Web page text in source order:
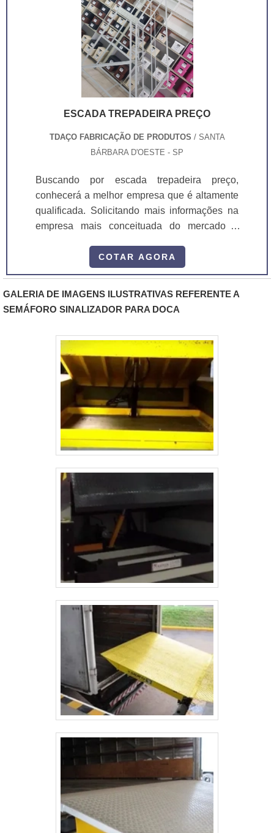
ESCADA TREPADEIRA PREÇO
TDAÇO FABRICAÇÃO DE PRODUTOS / SANTA
BÁRBARA D'OESTE - SP
Buscando por escada trepadeira preço,
conhecerá a melhor empresa que é altamente
qualificada. Solicitando mais informações na
empresa mais conceituada do mercado e
justo em um só lugar.Quando a temática é
escada trepadeira preço, conosco da TDAÇO
objetiva sua energia em produzir uma
estrutura com localização em um ponto
estratégico para o envio por todo o Brasil e
uma estrutura suficiente para atender todas as
demandas, tudo isso para oferecer escada
trepadeira preço com segurança. Concentrada
na entrega de qualidade e soluções
inovadoras, a TDAÇO possui diferenciais que
a mantém acima de outras empresas do ramo,
como: Focada especialmente na necessidade
de seus clientes; Estrutura bem desenvolvida
para um atendimento com assertividade;
Equipe focada em criar soluções
inovadoras.Discorrendo ainda sobre escada
trepadeira preço, deve-se descartar empresas
que não tenham produtos e serviços com
soluções inovadoras e assertivas,
comprometimento da empresa com seus
clientes.Tudo isso que já foi explorado é a
razão pela qual a TDAÇO é inovadora no
setor de expositores e ferramentas no
segmento de serralherias industriais. Aqui o
objetivo é garantir a tecnologia e
desenvolvimento no que gera resultado e
qualidade para os clientes.Para um
atendimento personalizado sobre escada
trepadeira preço, nosso time conta com equipe
de alta qualidade e terão o maior prazer em
auxiliar com suas dúvidas.CONHEÇAMOS
UM POUCO MAIS sobre a empresaSomente
na TDAÇO tem o que há de melhor no ramo
de serralherias industriais. São diversas
COTAR AGORA
GALERIA DE IMAGENS ILUSTRATIVAS REFERENTE A
SEMÁFORO SINALIZADOR PARA DOCA